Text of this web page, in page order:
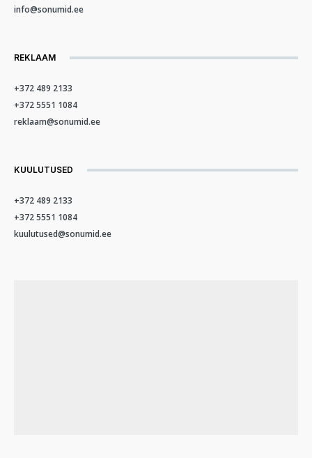
info@sonumid.ee
REKLAAM
+372 489 2133
+372 5551 1084
reklaam@sonumid.ee
KUULUTUSED
+372 489 2133
+372 5551 1084
kuulutused@sonumid.ee